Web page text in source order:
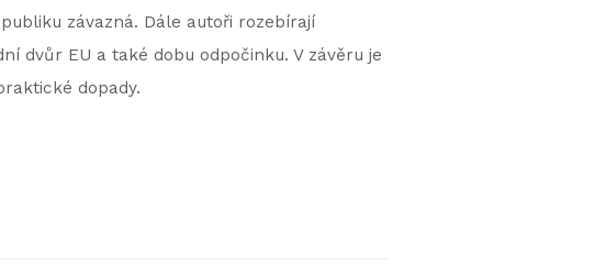
závazná. Dále autoři rozebírají
dvůr EU a také dobu odpočinku. V závěru je
dopady.